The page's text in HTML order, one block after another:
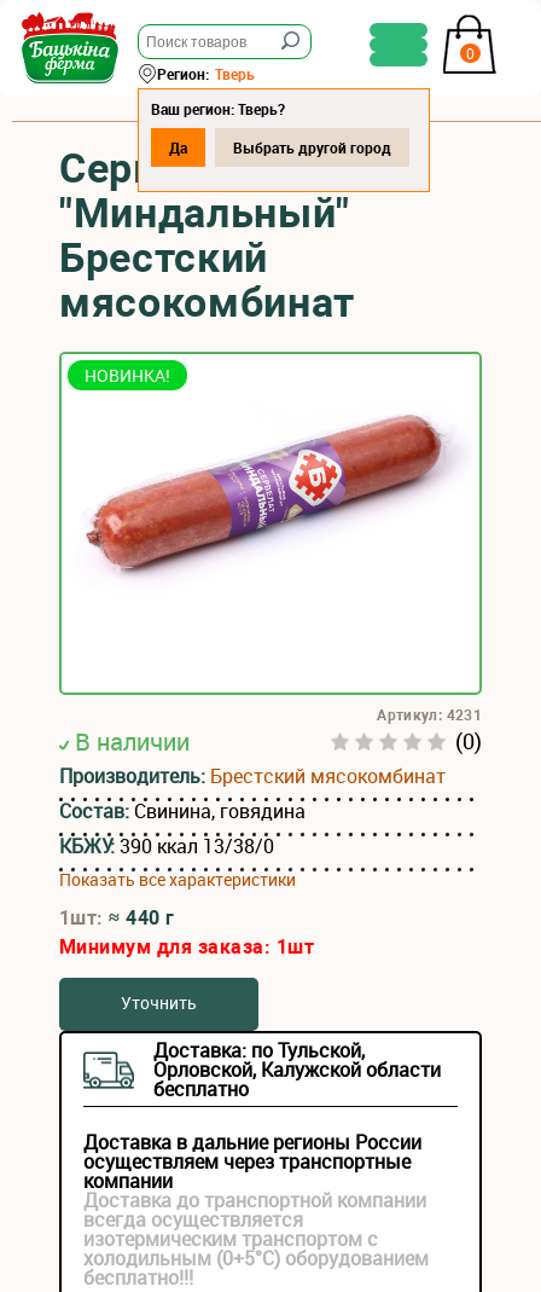
0
Регион: Тверь
Ваш регион: Тверь?
Да
Выбрать другой город
Сервелат
"Миндальный"
Брестский
мясокомбинат
НОВИНКА!
В наличии (0)
Артикул: 4231
Производитель: Брестский мясокомбинат
Состав: Свинина, говядина
КБЖУ:390 ккал 13/38/0
Показать все характеристики
1шт:≈ 440 г
Минимум для заказа: 1шт
Уточнить
Доставка: по Тульской,
Орловской, Калужской области
бесплатно
Доставка в дальние регионы России
осуществляем через транспортные
компании
Доставка до транспортной компании
всегда осуществляется
изотермическим транспортом с
холодильным (0+5°С) оборудованием
бесплатно!!!